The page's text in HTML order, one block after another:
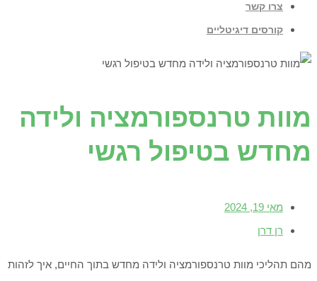
צרו קשר
קורסים דיגיטליים
מוות טרנספורמציה ולידה
מחדש בטיפול רגשי
מאי 19, 2024
רן דרן
מהם תהליכי מוות טרנספורמציה ולידה מחדש בתוך החיים, איך לזהות